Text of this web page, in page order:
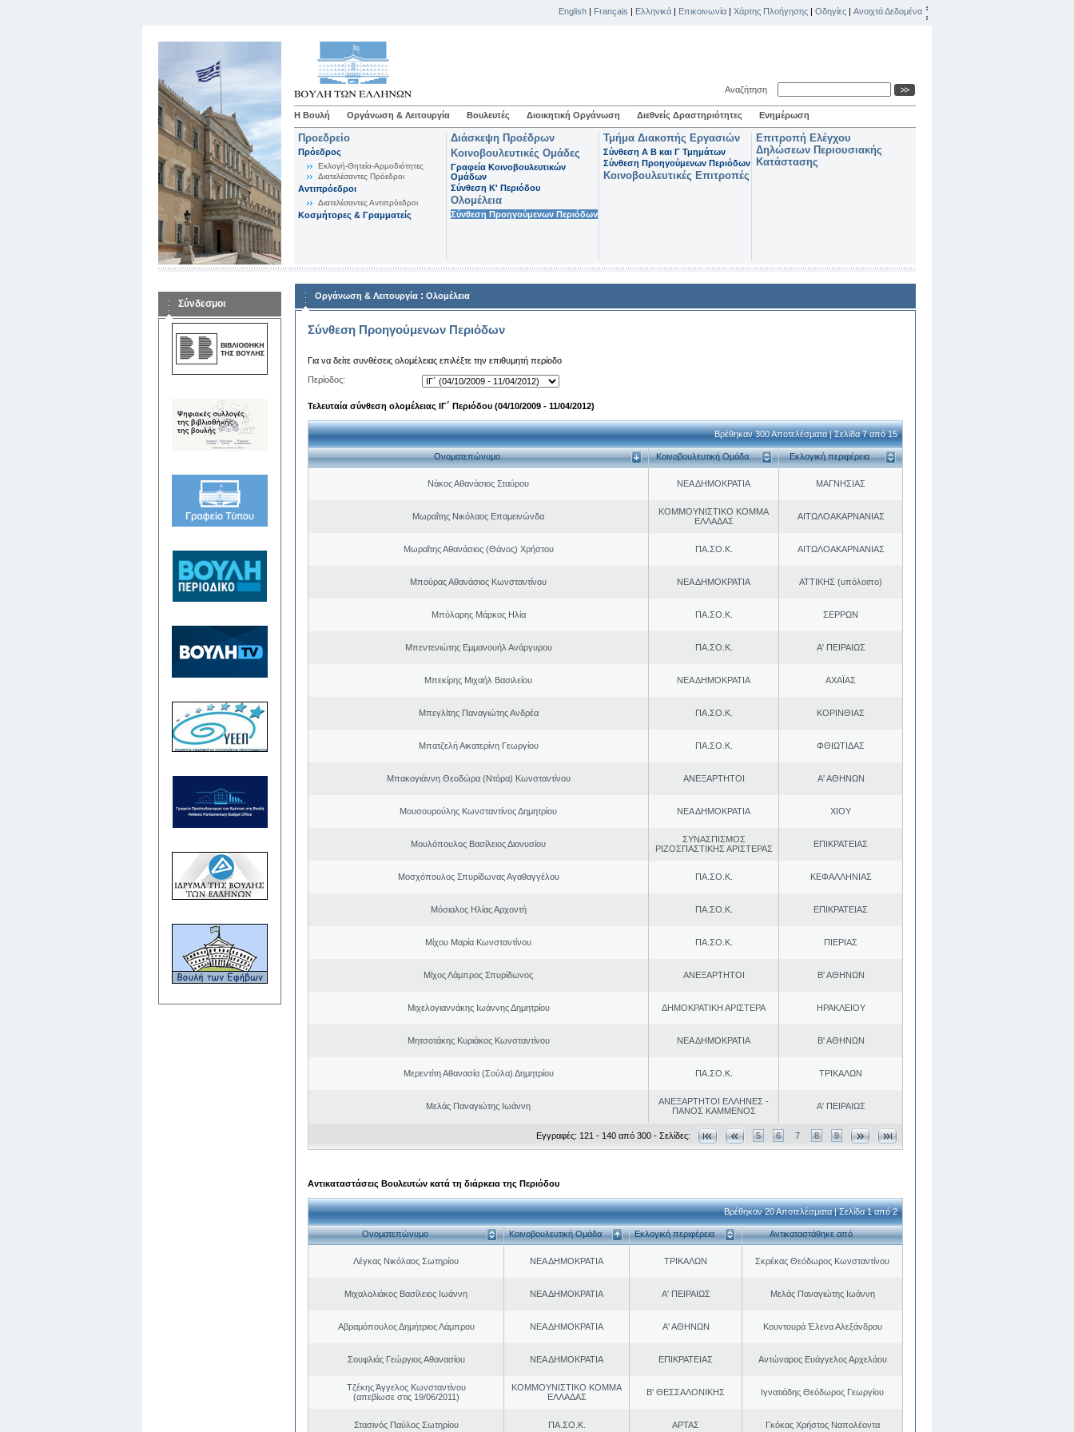
English | Français | Ελληνικά | Επικοινωνία | Χάρτης Πλοήγησης | Οδηγίες | Ανοιχτά Δεδομένα
Αναζήτηση
Η Βουλή Οργάνωση & Λειτουργία Βουλευτές Διοικητική Οργάνωση Διεθνείς Δραστηριότητες Ενημέρωση
Προεδρείο
Πρόεδρος
Εκλογή-Θητεία-Αρμοδιότητες
Διατελέσαντες Πρόεδροι
Αντιπρόεδροι
Διατελέσαντες Αντιπρόεδροι
Κοσμήτορες & Γραμματείς
Διάσκεψη Προέδρων
Κοινοβουλευτικές Ομάδες
Γραφεία Κοινοβουλευτικών
Ομάδων
Σύνθεση K' Περιόδου
Ολομέλεια
Σύνθεση Προηγούμενων Περιόδων
Τμήμα Διακοπής Εργασιών
Σύνθεση Α Β και Γ Τμημάτων
Σύνθεση Προηγούμενων Περιόδων
Κοινοβουλευτικές Επιτροπές
Επιτροπή Ελέγχου
Δηλώσεων Περιουσιακής
Κατάστασης
Σύνδεσμοι
Οργάνωση & Λειτουργία : Ολομέλεια
Σύνθεση Προηγούμενων Περιόδων
Για να δείτε συνθέσεις ολομέλειας επιλέξτε την επιθυμητή περίοδο
Περίοδος:
Τελευταία σύνθεση ολομέλειας ΙΓ΄ Περιόδου (04/10/2009 - 11/04/2012)
Βρέθηκαν 300 Αποτελέσματα | Σελίδα 7 από 15
Ονοματεπώνυμο Κοινοβουλευτική Ομάδα Εκλογική περιφέρεια
Νάκος Αθανάσιος Σταύρου ΝΕΑ ΔΗΜΟΚΡΑΤΙΑ ΜΑΓΝΗΣΙΑΣ
Μωραΐτης Νικόλαος Επαμεινώνδα
ΚΟΜΜΟΥΝΙΣΤΙΚΟ ΚΟΜΜΑ
ΕΛΛΑΔΑΣ
ΑΙΤΩΛΟΑΚΑΡΝΑΝΙΑΣ
Μωραΐτης Αθανάσιος (Θάνος) Χρήστου ΠΑ.ΣΟ.Κ. ΑΙΤΩΛΟΑΚΑΡΝΑΝΙΑΣ
Μπούρας Αθανάσιος Κωνσταντίνου ΝΕΑ ΔΗΜΟΚΡΑΤΙΑ ΑΤΤΙΚΗΣ (υπόλοιπο)
Μπόλαρης Μάρκος Ηλία ΠΑ.ΣΟ.Κ. ΣΕΡΡΩΝ
Μπεντενιώτης Εμμανουήλ Ανάργυρου ΠΑ.ΣΟ.Κ. Α' ΠΕΙΡΑΙΩΣ
Μπεκίρης Μιχαήλ Βασιλείου ΝΕΑ ΔΗΜΟΚΡΑΤΙΑ ΑΧΑΪΑΣ
Μπεγλίτης Παναγιώτης Ανδρέα ΠΑ.ΣΟ.Κ. ΚΟΡΙΝΘΙΑΣ
Μπατζελή Αικατερίνη Γεωργίου ΠΑ.ΣΟ.Κ. ΦΘΙΩΤΙΔΑΣ
Μπακογιάννη Θεοδώρα (Ντόρα) Κωνσταντίνου ΑΝΕΞΑΡΤΗΤΟΙ Α' ΑΘΗΝΩΝ
Μουσουρούλης Κωνσταντίνος Δημητρίου ΝΕΑ ΔΗΜΟΚΡΑΤΙΑ ΧΙΟΥ
Μουλόπουλος Βασίλειος Διονυσίου
ΣΥΝΑΣΠΙΣΜΟΣ
ΡΙΖΟΣΠΑΣΤΙΚΗΣ ΑΡΙΣΤΕΡΑΣ
ΕΠΙΚΡΑΤΕΙΑΣ
Μοσχόπουλος Σπυρίδωνας Αγαθαγγέλου ΠΑ.ΣΟ.Κ. ΚΕΦΑΛΛΗΝΙΑΣ
Μόσιαλος Ηλίας Αρχοντή ΠΑ.ΣΟ.Κ. ΕΠΙΚΡΑΤΕΙΑΣ
Μίχου Μαρία Κωνσταντίνου ΠΑ.ΣΟ.Κ. ΠΙΕΡΙΑΣ
Μίχος Λάμπρος Σπυρίδωνος ΑΝΕΞΑΡΤΗΤΟΙ Β' ΑΘΗΝΩΝ
Μιχελογιαννάκης Ιωάννης Δημητρίου ΔΗΜΟΚΡΑΤΙΚΗ ΑΡΙΣΤΕΡΑ ΗΡΑΚΛΕΙΟΥ
Μητσοτάκης Κυριάκος Κωνσταντίνου ΝΕΑ ΔΗΜΟΚΡΑΤΙΑ Β' ΑΘΗΝΩΝ
Μερεντίτη Αθανασία (Σούλα) Δημητρίου ΠΑ.ΣΟ.Κ. ΤΡΙΚΑΛΩΝ
Μελάς Παναγιώτης Ιωάννη
ΑΝΕΞΑΡΤΗΤΟΙ ΕΛΛΗΝΕΣ -
ΠΑΝΟΣ ΚΑΜΜΕΝΟΣ
Α' ΠΕΙΡΑΙΩΣ
Εγγραφές: 121 - 140 από 300 - Σελίδες: 5 6 7 8 9
Αντικαταστάσεις Βουλευτών κατά τη διάρκεια της Περιόδου
Βρέθηκαν 20 Αποτελέσματα | Σελίδα 1 από 2
Ονοματεπώνυμο Κοινοβουλευτική Ομάδα Εκλογική περιφέρεια Αντικαταστάθηκε από
Λέγκας Νικόλαος Σωτηρίου ΝΕΑ ΔΗΜΟΚΡΑΤΙΑ ΤΡΙΚΑΛΩΝ Σκρέκας Θεόδωρος Κωνσταντίνου
Μιχαλολιάκος Βασίλειος Ιωάννη ΝΕΑ ΔΗΜΟΚΡΑΤΙΑ Α' ΠΕΙΡΑΙΩΣ Μελάς Παναγιώτης Ιωάννη
Αβραμόπουλος Δημήτριος Λάμπρου ΝΕΑ ΔΗΜΟΚΡΑΤΙΑ Α' ΑΘΗΝΩΝ Κουντουρά Έλενα Αλεξάνδρου
Σουφλιάς Γεώργιος Αθανασίου ΝΕΑ ΔΗΜΟΚΡΑΤΙΑ ΕΠΙΚΡΑΤΕΙΑΣ Αντώναρος Ευάγγελος Αρχελάου
Τζέκης Άγγελος Κωνσταντίνου
(απεβίωσε στις 19/06/2011)
ΚΟΜΜΟΥΝΙΣΤΙΚΟ ΚΟΜΜΑ
ΕΛΛΑΔΑΣ
Β' ΘΕΣΣΑΛΟΝΙΚΗΣ Ιγνατιάδης Θεόδωρος Γεωργίου
Στασινός Παύλος Σωτηρίου ΠΑ.ΣΟ.Κ. ΑΡΤΑΣ Γκόκας Χρήστος Ναπολέοντα